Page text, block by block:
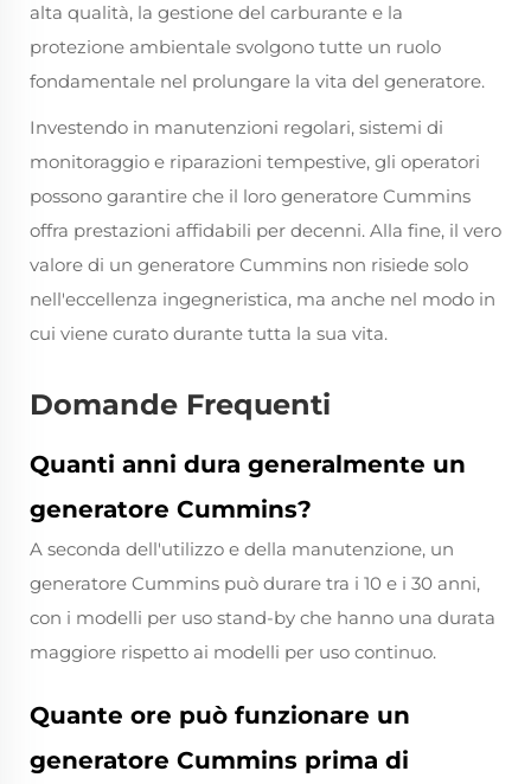
alta qualità, la gestione del carburante e la
protezione ambientale svolgono tutte un ruolo
fondamentale nel prolungare la vita del generatore.
Investendo in manutenzioni regolari, sistemi di
monitoraggio e riparazioni tempestive, gli operatori
possono garantire che il loro generatore Cummins
offra prestazioni affidabili per decenni. Alla fine, il vero
valore di un generatore Cummins non risiede solo
nell'eccellenza ingegneristica, ma anche nel modo in
cui viene curato durante tutta la sua vita.
Domande Frequenti
Quanti anni dura generalmente un
generatore Cummins?
A seconda dell'utilizzo e della manutenzione, un
generatore Cummins può durare tra i 10 e i 30 anni,
con i modelli per uso stand-by che hanno una durata
maggiore rispetto ai modelli per uso continuo.
Quante ore può funzionare un
generatore Cummins prima di